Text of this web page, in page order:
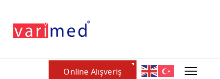
Online Alışveriş